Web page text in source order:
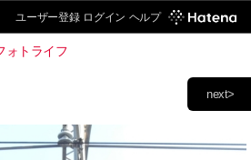
ユーザー登録 ログイン ヘルプ
ォトライフ
next>